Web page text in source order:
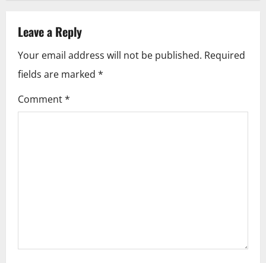
v
i
g
a
Leave a Reply
Your email address will not be published. Required
fields are marked *
Comment*